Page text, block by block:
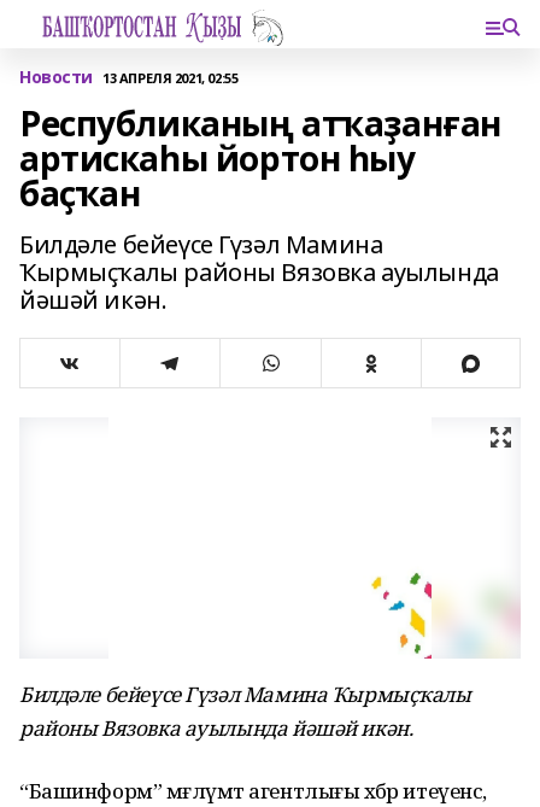
Новости 13 АПРЕЛЯ 2021, 02:55
Республиканың атҡаҙанған
артискаһы йортон һыу
баҫҡан
Билдәле бейеүсе Гүзәл Мамина
Ҡырмыҫҡалы районы Вязовка ауылында
йәшәй икән.
Билдәле бейеүсе Гүзәл Мамина Ҡырмыҫҡалы
районы Вязовка ауылында йәшәй икән.
“Башинформ” мәғлүмәт агентлығы хәбәр итеүенсә,